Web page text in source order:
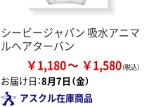
シービージャパン 吸水アニマ
ルヘアターバン
￥1,180 ￥1,580
お届け日：8月7日（金）
アスクル在庫商品